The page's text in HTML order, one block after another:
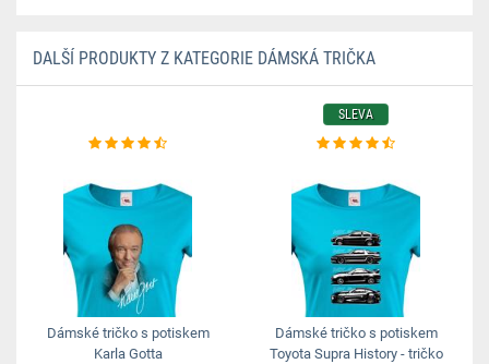
DALŠÍ PRODUKTY Z KATEGORIE DÁMSKÁ TRIČKA
Dámské tričko s potiskem
Karla Gotta
SLEVA
Dámské tričko s potiskem
Toyota Supra History - tričko